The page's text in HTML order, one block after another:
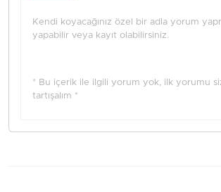
Kendi koyacağınız özel bir adla yorum
yapabilir veya kayıt olabilirsiniz.
* Bu içerik ile ilgili yorum yok, ilk yorumu
tartışalım *